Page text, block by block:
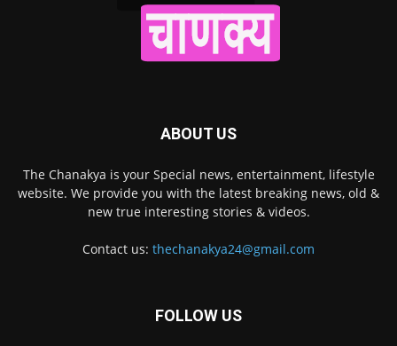
ABOUT US
The Chanakya is your Special news, entertainment, lifestyle
website. We provide you with the latest breaking news, old &
new true interesting stories & videos.
Contact us: thechanakya24@gmail.com
FOLLOW US